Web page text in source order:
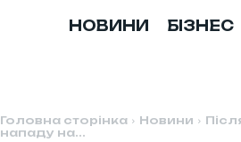
НОВИНИ БІЗНЕС
Головна сторінка Новини
нападу на...